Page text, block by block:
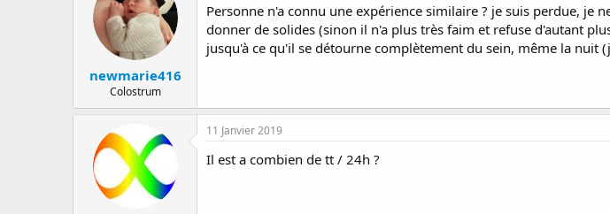
newmarie416
Colostrum
Personne n'a connu une expérience similaire ? je suis perdue, je
donner de solides (sinon il n'a plus très faim et refuse d'autant
jusqu'à ce qu'il se détourne complètement du sein, même la
11 Janvier 2019
Il est a combien de tt / 24h ?